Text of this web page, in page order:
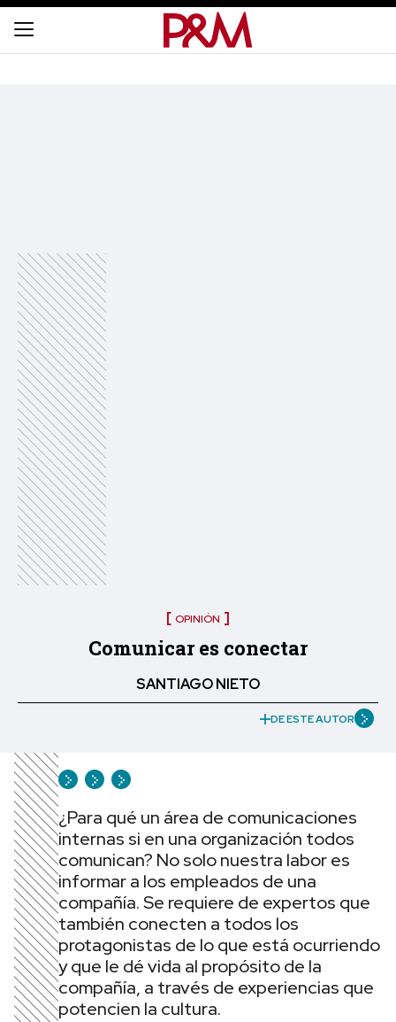
OPINIÓN
Comunicar es conectar
SANTIAGO NIETO
DE ESTE AUTOR
¿Para qué un área de comunicaciones
internas si en una organización todos
comunican? No solo nuestra labor es
informar a los empleados de una
compañía. Se requiere de expertos que
también conecten a todos los
protagonistas de lo que está ocurriendo
y que le dé vida al propósito de la
compañía, a través de experiencias que
potencien la cultura.